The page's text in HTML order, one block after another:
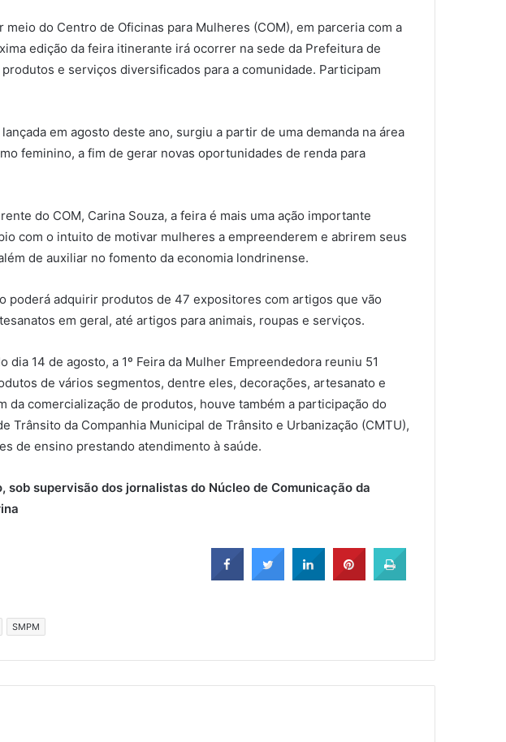
do Centro de Oficinas para Mulheres (COM), em parceria com a
edição da feira itinerante irá ocorrer na sede da Prefeitura de
e serviços diversificados para a comunidade. Participam
em agosto deste ano, surgiu a partir de uma demanda na área
feminino, a fim de gerar novas oportunidades de renda para
do COM, Carina Souza, a feira é mais uma ação importante
com o intuito de motivar mulheres a empreenderem e abrirem seus
de auxiliar no fomento da economia londrinense.
poderá adquirir produtos de 47 expositores com artigos que vão
em geral, até artigos para animais, roupas e serviços.
dia 14 de agosto, a 1º Feira da Mulher Empreendedora reuniu 51
de vários segmentos, dentre eles, decorações, artesanato e
da comercialização de produtos, houve também a participação do
Trânsito da Companhia Municipal de Trânsito e Urbanização (CMTU),
de ensino prestando atendimento à saúde.
sob supervisão dos jornalistas do Núcleo de Comunicação da
SMPM